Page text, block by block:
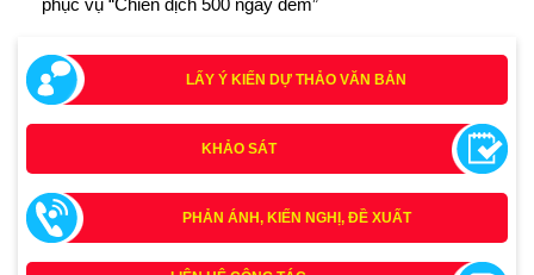
phục vụ “Chiến dịch 500 ngày đêm”
LẤY Ý KIẾN DỰ THẢO VĂN BẢN
KHẢO SÁT
PHẢN ÁNH, KIẾN NGHỊ, ĐỀ XUẤT
Tích cực tham gia góp ý, tuyên truyền dự thảo Bộ luật Hình
sự (sửa đổi) và Luật Tổ chức cơ quan điều tra (sửa đổi)
(24/07/2026)
Quy định xử phạt vi phạm vi định giao thông đường bộ